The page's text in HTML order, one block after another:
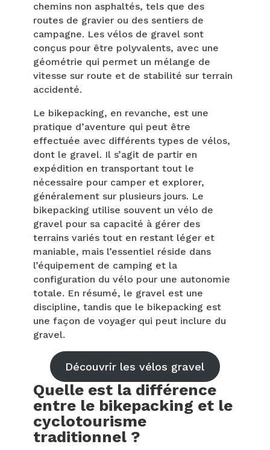
chemins non asphaltés, tels que des
routes de gravier ou des sentiers de
campagne. Les vélos de gravel sont
conçus pour être polyvalents, avec une
géométrie qui permet un mélange de
vitesse sur route et de stabilité sur terrain
accidenté.
Le bikepacking, en revanche, est une
pratique d’aventure qui peut être
effectuée avec différents types de vélos,
dont le gravel. Il s’agit de partir en
expédition en transportant tout le
nécessaire pour camper et explorer,
généralement sur plusieurs jours. Le
bikepacking utilise souvent un vélo de
gravel pour sa capacité à gérer des
terrains variés tout en restant léger et
maniable, mais l’essentiel réside dans
l’équipement de camping et la
configuration du vélo pour une autonomie
totale. En résumé, le gravel est une
discipline, tandis que le bikepacking est
une façon de voyager qui peut inclure du
gravel.
Découvrir les vélos gravel
Quelle est la différence
entre le bikepacking et le
cyclotourisme
traditionnel ?